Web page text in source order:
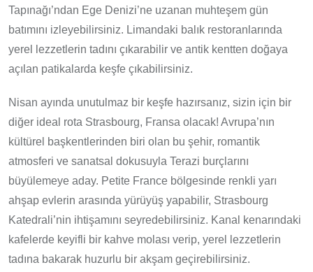
Tapınağı’ndan Ege Denizi’ne uzanan muhteşem gün
batımını izleyebilirsiniz. Limandaki balık restoranlarında
yerel lezzetlerin tadını çıkarabilir ve antik kentten doğaya
açılan patikalarda keşfe çıkabilirsiniz.
Nisan ayında unutulmaz bir keşfe hazırsanız, sizin için bir
diğer ideal rota Strasbourg, Fransa olacak! Avrupa’nın
kültürel başkentlerinden biri olan bu şehir, romantik
atmosferi ve sanatsal dokusuyla Terazi burçlarını
büyülemeye aday. Petite France bölgesinde renkli yarı
ahşap evlerin arasında yürüyüş yapabilir, Strasbourg
Katedrali’nin ihtişamını seyredebilirsiniz. Kanal kenarındaki
kafelerde keyifli bir kahve molası verip, yerel lezzetlerin
tadına bakarak huzurlu bir akşam geçirebilirsiniz.